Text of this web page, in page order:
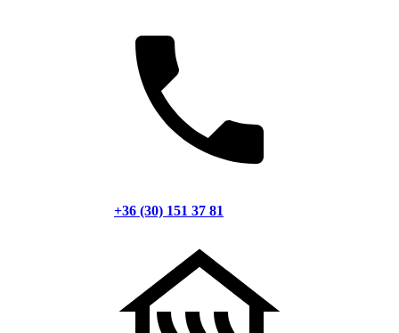
+36 (30) 151 37 81